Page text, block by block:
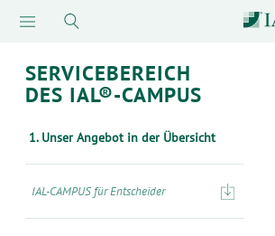
SERVICEBEREICH
DES IAL®-CAMPUS
1. Unser Angebot in der Übersicht
IAL-CAMPUS für Entscheider